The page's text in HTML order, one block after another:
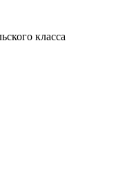
класса